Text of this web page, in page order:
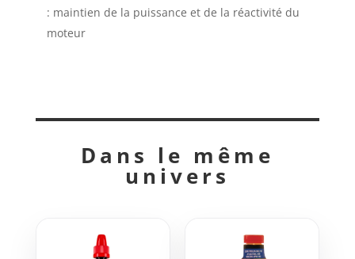
: maintien de la puissance et de la réactivité du
moteur
Dans le même
univers